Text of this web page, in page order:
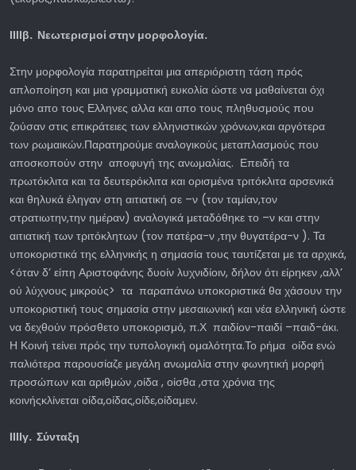
ΙΙΙΙβ. Νεωτερισμοί στην μορφολογία.
Στην μορφολογία παρατηρείται μια απεριόριστη τάση πρός
απλοποίηση και μια γραμματική ευκολία ώστε να μαθαίνεται όχι
μόνο απο τους Ελληνες αλλα και απο τους πληθυσμούς που
ζούσαν στις επικράτειες των ελληνιστικών χρόνων,και αργότερα
των ρωμαικών.Παρατηρούμε αναλογικούς μεταπλασμούς που
αποσκοπούν στην αποφυγή της ανωμαλίας. Επειδή τα
πρωτόκλιτα και τα δευτερόκλιτα και ορισμένα τριτόκλιτα αρσενικά
και θηλυκά έληγαν στη αιτιατική σε –ν (τον ταμίαν,τον
στρατιωτην,την ημέραν) αναλογικά μεταδόθηκε το –ν και στην
αιτιατική των τριτόκλητων (τον πατέρα-ν ,την θυγατέρα-ν ). Τα
υποκοριστικά της ελληνικής η σημασία τους ταυτίζεται με τα αρχικά,
<όταν δ’ είπη Αριστοφάνης δυοίν λυχνιδίοιν, δήλον ότι είρηκεν ,αλλ’
ού λύχνους μικρούς> τα παραπάνω υποκοριστικά θα χάσουν την
υποκοριστική τους σημασία στην μεσαιωνική και νέα ελληνική ώστε
να δεχθούν πρόσθετο υποκορισμό, π.Χ παιδίον-παιδί –παιδ-άκι.
Η Κοινή τείνει πρός την τυπολογική ομαλότητα.Το ρήμα οίδα ενώ
παλιότερα παρουσίαζε μεγάλη ανωμαλία στην φωνητική μορφή
προσώπων και αριθμών ,οίδα , οίσθα ,στα χρόνια της
κοινήςκλίνεται οίδα,οίδας,οίδε,οίδαμεν.
ΙΙΙΙγ. Σύνταξη